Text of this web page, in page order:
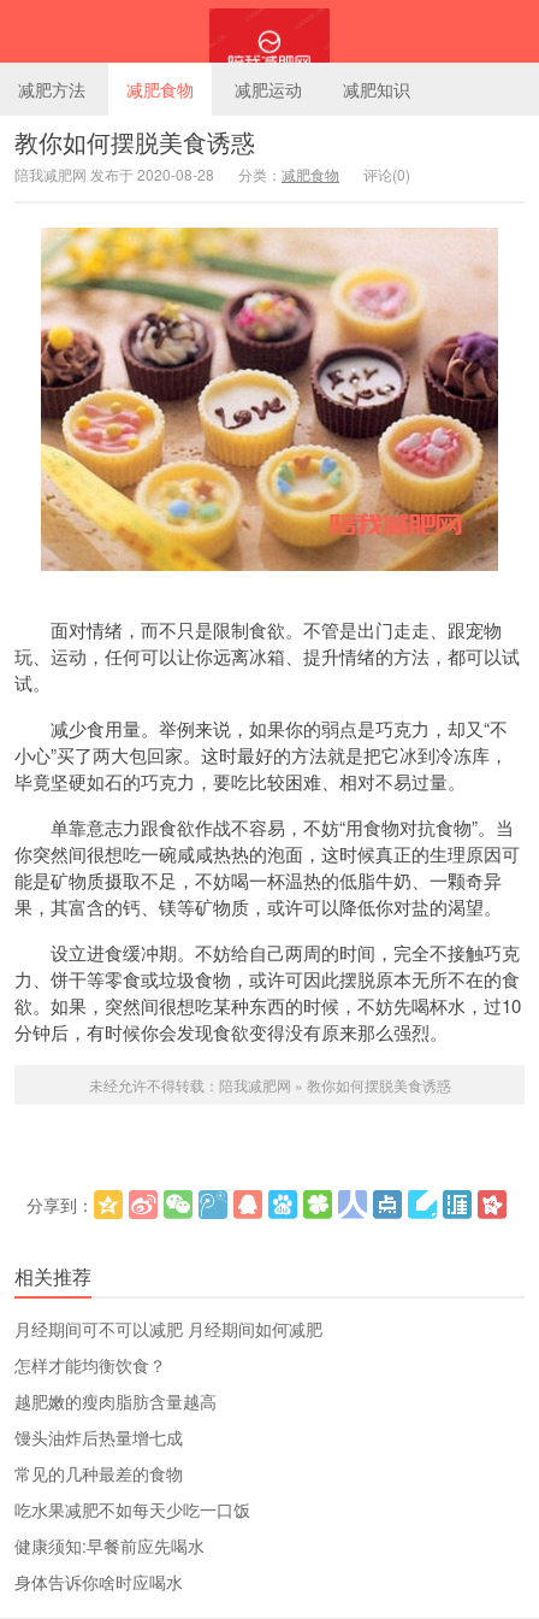
陪我减肥网
减肥方法 减肥食物 减肥运动 减肥知识
教你如何摆脱美食诱惑
陪我减肥网 发布于 2020-08-28 分类： 减肥食物 评论(0)
面对情绪，而不只是限制食欲。不管是出门走走、跟宠物
玩、运动，任何可以让你远离冰箱、提升情绪的方法，都可以试
试。
减少食用量。举例来说，如果你的弱点是巧克力，却又“不
小心”买了两大包回家。这时最好的方法就是把它冰到冷冻库，
毕竟坚硬如石的巧克力，要吃比较困难、相对不易过量。
单靠意志力跟食欲作战不容易，不妨“用食物对抗食物”。当
你突然间很想吃一碗咸咸热热的泡面，这时候真正的生理原因可
能是矿物质摄取不足，不妨喝一杯温热的低脂牛奶、一颗奇异
果，其富含的钙、镁等矿物质，或许可以降低你对盐的渴望。
设立进食缓冲期。不妨给自己两周的时间，完全不接触巧克
力、饼干等零食或垃圾食物，或许可因此摆脱原本无所不在的食
欲。如果，突然间很想吃某种东西的时候，不妨先喝杯水，过10
分钟后，有时候你会发现食欲变得没有原来那么强烈。
未经允许不得转载： 陪我减肥网 » 教你如何摆脱美食诱惑
分享到：
相关推荐
​月经期间可不可以减肥 月经期间如何减肥
怎样才能均衡饮食？
越肥嫩的瘦肉脂肪含量越高
馒头油炸后热量增七成
常见的几种最差的食物
吃水果减肥不如每天少吃一口饭
健康须知:早餐前应先喝水
身体告诉你啥时应喝水